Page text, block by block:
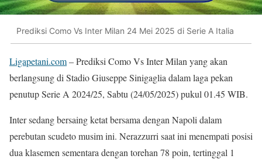
Prediksi Como Vs Inter Milan 24 Mei 2025 di Serie A Italia
Ligapetani.com– Prediksi Como Vs Inter Milan yang akan
berlangsung di Stadio Giuseppe Sinigaglia dalam laga pekan
penutup Serie A 2024/25, Sabtu (24/05/2025) pukul 01.45 WIB.
Inter sedang bersaing ketat bersama dengan Napoli dalam
perebutan scudeto musim ini. Nerazzurri saat ini menempati posisi
dua klasemen sementara dengan torehan 78 poin, tertinggal 1